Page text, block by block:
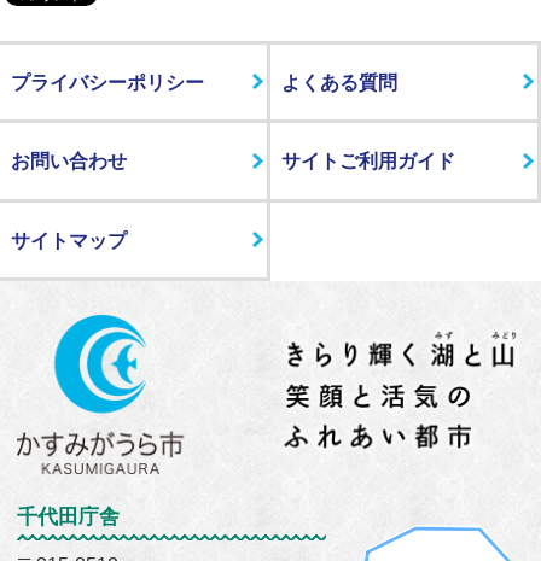
プライバシーポリシー よくある質問
お問い合わせ サイトご利用ガイド
サイトマップ
千代田庁舎